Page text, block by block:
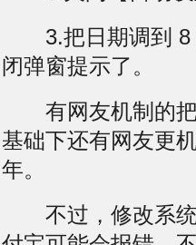
3.把日期调到 8
闭弹窗提示了。
有网友机制的把
基础下还有网友更
年。
不过，修改系统